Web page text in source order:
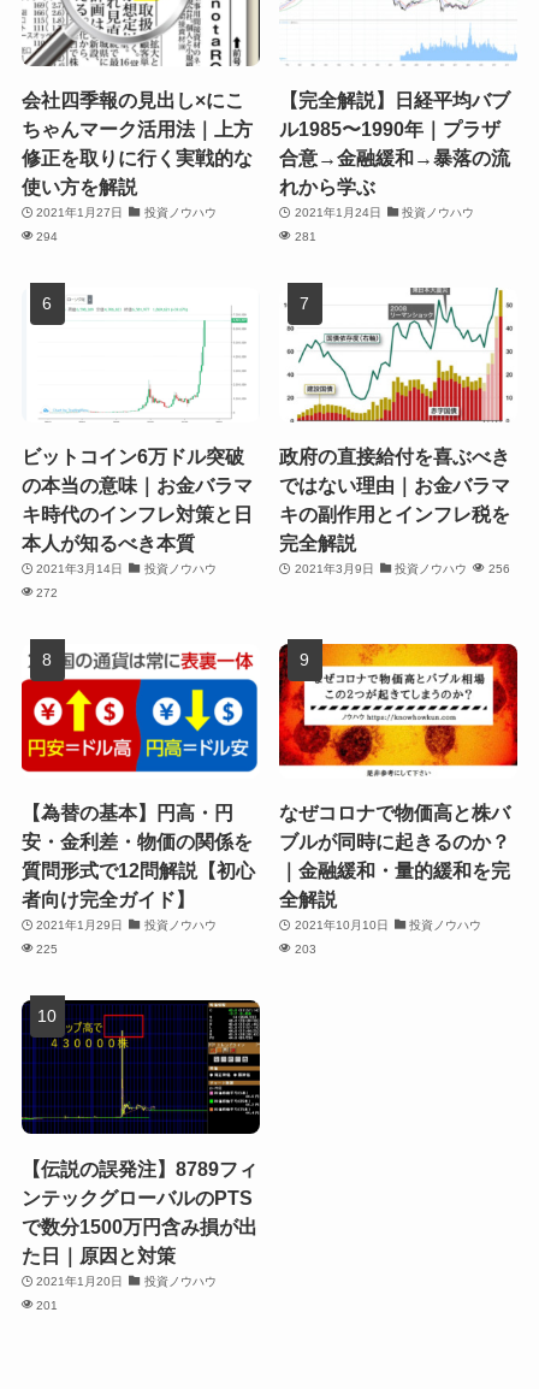
会社四季報の見出し×にこ
ちゃんマーク活用法｜上方
修正を取りに行く実戦的な
使い方を解説
2021年1月27日
投資ノウハウ
294
【完全解説】日経平均バブ
ル1985〜1990年｜プラザ
合意→金融緩和→暴落の流
れから学ぶ
2021年1月24日
投資ノウハウ
281
ビットコイン6万ドル突破
の本当の意味｜お金バラマ
キ時代のインフレ対策と日
本人が知るべき本質
2021年3月14日
投資ノウハウ
272
政府の直接給付を喜ぶべき
ではない理由｜お金バラマ
キの副作用とインフレ税を
完全解説
2021年3月9日 投資ノウハウ 256
【為替の基本】円高・円
安・金利差・物価の関係を
質問形式で12問解説【初心
者向け完全ガイド】
2021年1月29日
投資ノウハウ
225
なぜコロナで物価高と株バ
ブルが同時に起きるのか？
｜金融緩和・量的緩和を完
全解説
2021年10月10日
投資ノウハウ
203
【伝説の誤発注】8789フィ
ンテックグローバルのPTS
で数分1500万円含み損が出
た日｜原因と対策
2021年1月20日
投資ノウハウ
201